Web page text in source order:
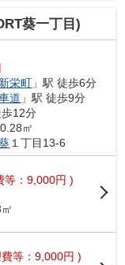
葵一丁目)
新栄町 」駅 徒歩6分
道 」駅 徒歩9分
歩12分
㎡
１丁目13-6
等：9,000円 )
等：9,000円 )